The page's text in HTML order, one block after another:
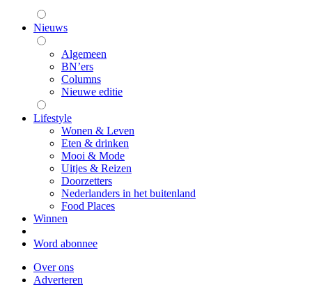
Nieuws
Algemeen
BN’ers
Columns
Nieuwe editie
Lifestyle
Wonen & Leven
Eten & drinken
Mooi & Mode
Uitjes & Reizen
Doorzetters
Nederlanders in het buitenland
Food Places
Winnen
Word abonnee
Over ons
Adverteren